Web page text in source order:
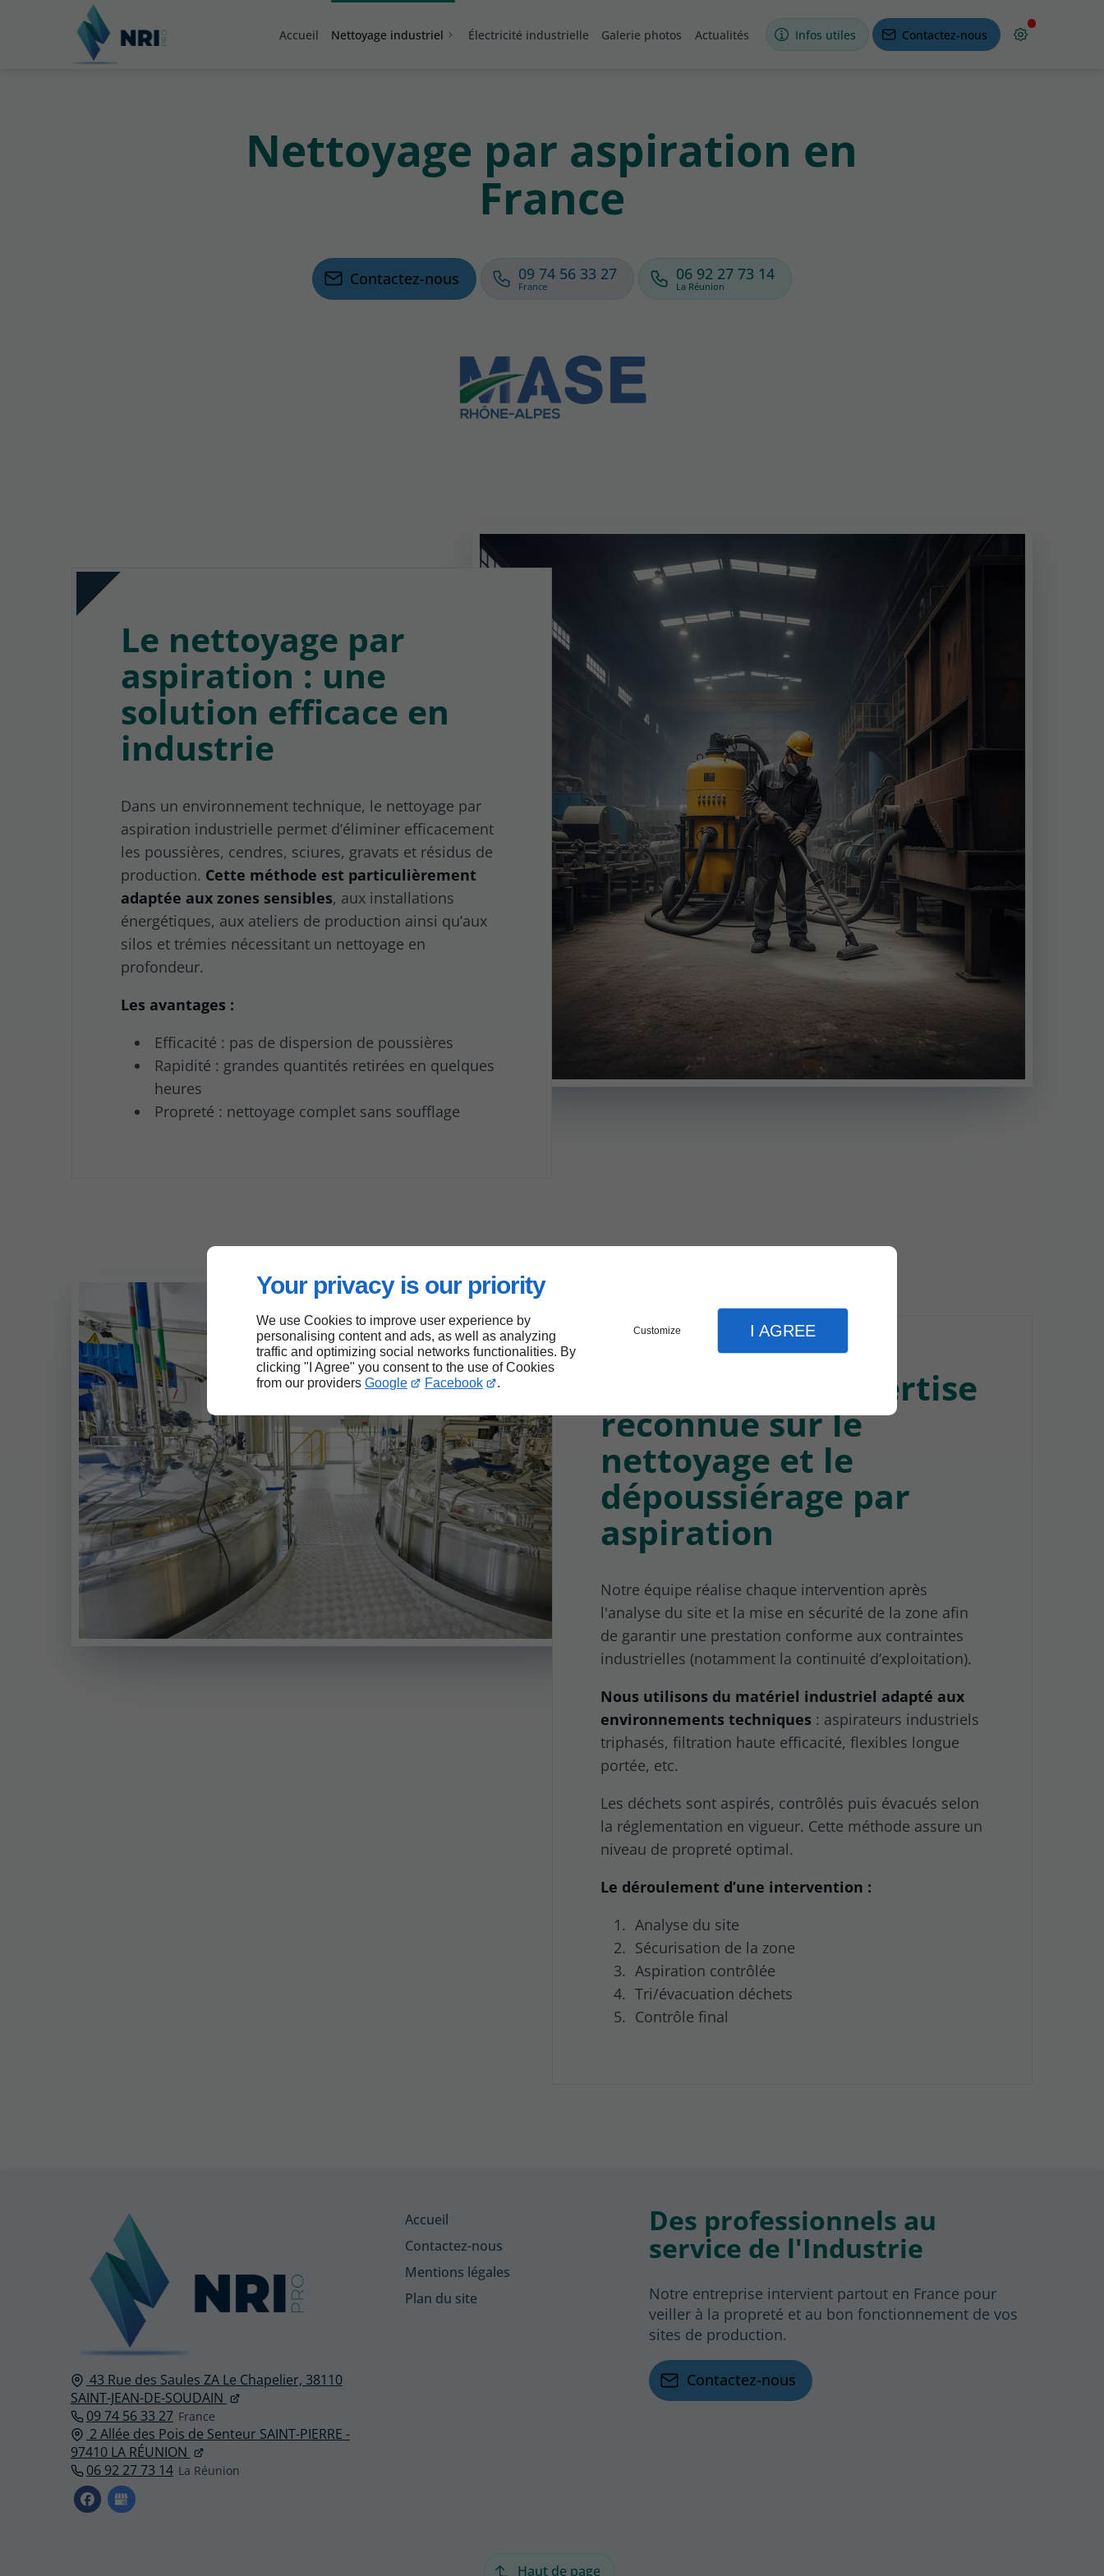
Your privacy is our priority
We use Cookies to improve user experience by
personalising content and ads, as well as analyzing
traffic and optimizing social networks functionalities. By
clicking "I Agree" you consent to the use of Cookies
from our providers Google Facebook .
Customize I AGREE
Accueil Nettoyage industriel Électricité industrielle Galerie photos Actualités Infos utiles Contactez-nous
Nettoyage par aspiration en
France
Contactez-nous 09 74 56 33 27 06 92 27 73 14
Le nettoyage par
aspiration : une
solution efficace en
industrie
Dans un environnement technique, le nettoyage par
aspiration industrielle permet d’éliminer efficacement
les poussières, cendres, sciures, gravats et résidus de
production. Cette méthode est particulièrement
adaptée aux zones sensibles, aux installations
énergétiques, aux ateliers de production ainsi qu’aux
silos et trémies nécessitant un nettoyage en
profondeur.
Les avantages :
Efficacité : pas de dispersion de poussières
Rapidité : grandes quantités retirées en quelques
heures
Propreté : nettoyage complet sans soufflage
NRI Pro, une expertise
reconnue sur le
nettoyage et le
dépoussiérage par
aspiration
Notre équipe réalise chaque intervention après
l'analyse du site et la mise en sécurité de la zone afin
de garantir une prestation conforme aux contraintes
industrielles (notamment la continuité d’exploitation).
Nous utilisons du matériel industriel adapté aux
environnements techniques : aspirateurs industriels
triphasés, filtration haute efficacité, flexibles longue
portée, etc.
Les déchets sont aspirés, contrôlés puis évacués selon
la réglementation en vigueur. Cette méthode assure un
niveau de propreté optimal.
Le déroulement d’une intervention :
Analyse du site
Sécurisation de la zone
Aspiration contrôlée
Tri/évacuation déchets
Contrôle final
43 Rue des Saules ZA Le Chapelier, 38110
SAINT-JEAN-DE-SOUDAIN
09 74 56 33 27
2 Allée des Pois de Senteur SAINT-PIERRE -
97410 LA RÉUNION
06 92 27 73 14
Accueil
Contactez-nous
Mentions légales
Plan du site
Des professionnels au
service de l'Industrie
Notre entreprise intervient partout en France pour
veiller à la propreté et au bon fonctionnement de vos
sites de production.
Contactez-nous
Haut de page